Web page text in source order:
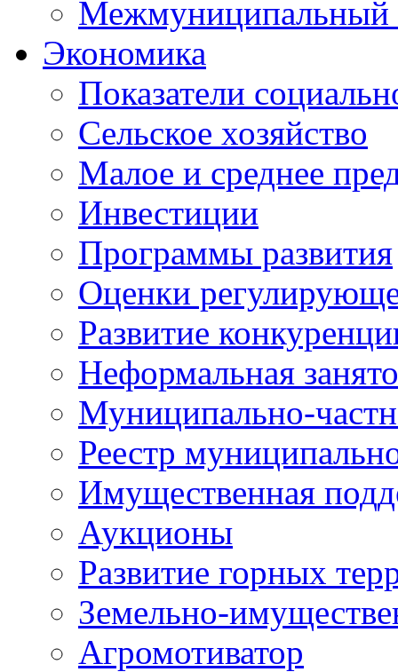
Межмуниципальный
Экономика
Показатели
Сельское хозяйство
Малое и среднее
Инвестиции
Программы развития
Оценки
Развитие
Неформальная
Муниципально-
Реестр
Имущественная
Аукционы
Развитие горных
Земельно-
Агромотиватор